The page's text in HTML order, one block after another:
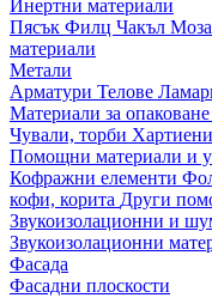
Инертни материали
Пясък Филц Чакъл
материали
Метали
Арматури Телове
Материали за
Чували, торби
Помощни материали и
Кофражни елементи
кофи, корита Други
Звукоизолационни и
Звукоизолационни
Фасада
Фасадни плоскости